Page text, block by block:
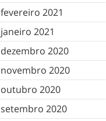
fevereiro 2021
janeiro 2021
dezembro 2020
novembro 2020
outubro 2020
setembro 2020